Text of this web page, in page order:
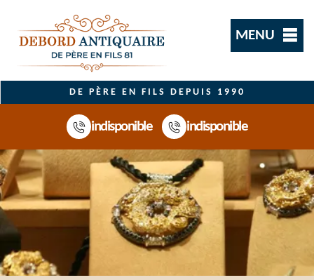
MENU
DE PÈRE EN FILS DEPUIS 1990
indisponible indisponible